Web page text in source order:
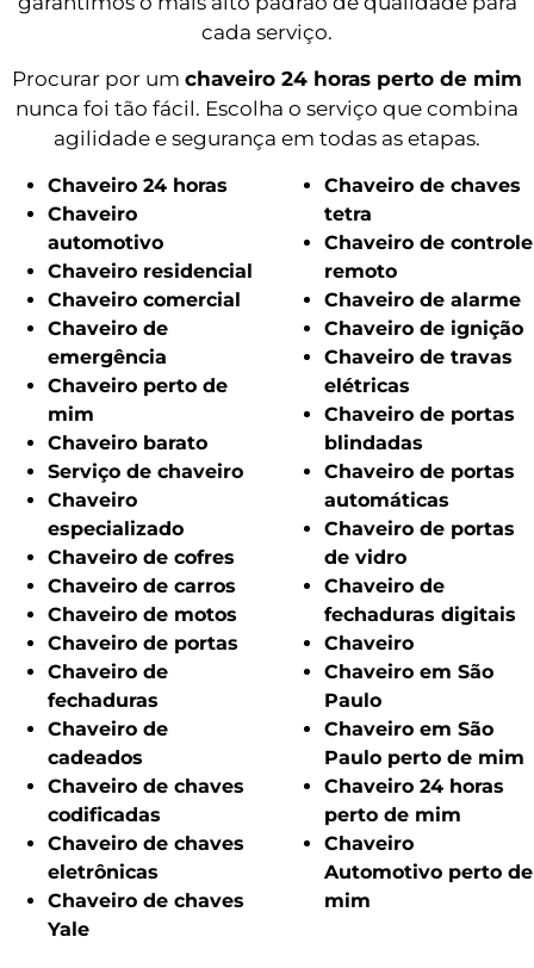
cada serviço.
Procurar por um chaveiro 24 horas perto de mim
nunca foi tão fácil. Escolha o serviço que combina
agilidade e segurança em todas as etapas.
Chaveiro 24 horas
Chaveiro
automotivo
Chaveiro residencial
Chaveiro comercial
Chaveiro de
emergência
Chaveiro perto de
mim
Chaveiro barato
Serviço de chaveiro
Chaveiro
especializado
Chaveiro de cofres
Chaveiro de carros
Chaveiro de motos
Chaveiro de portas
Chaveiro de
fechaduras
Chaveiro de
cadeados
Chaveiro de chaves
codificadas
Chaveiro de chaves
eletrônicas
Chaveiro de chaves
Yale
Chaveiro de chaves
tetra
Chaveiro de controle
remoto
Chaveiro de alarme
Chaveiro de ignição
Chaveiro de travas
elétricas
Chaveiro de portas
blindadas
Chaveiro de portas
automáticas
Chaveiro de portas
de vidro
Chaveiro de
fechaduras digitais
Chaveiro
Chaveiro em São
Paulo
Chaveiro em São
Paulo perto de mim
Chaveiro 24 horas
perto de mim
Chaveiro
Automotivo perto de
mim